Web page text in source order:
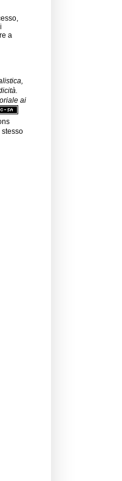
a
ai